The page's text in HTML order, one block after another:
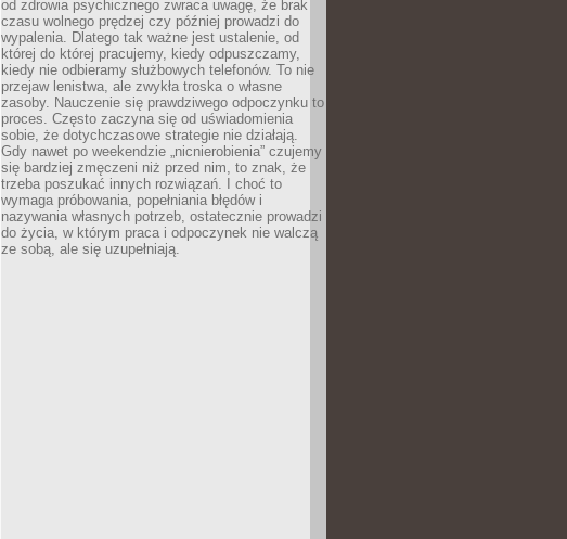
od zdrowia psychicznego zwraca uwagę, że brak
czasu wolnego prędzej czy później prowadzi do
wypalenia. Dlatego tak ważne jest ustalenie, od
której do której pracujemy, kiedy odpuszczamy,
kiedy nie odbieramy służbowych telefonów. To nie
przejaw lenistwa, ale zwykła troska o własne
zasoby. Nauczenie się prawdziwego odpoczynku to
proces. Często zaczyna się od uświadomienia
sobie, że dotychczasowe strategie nie działają.
Gdy nawet po weekendzie „nicnierobienia” czujemy
się bardziej zmęczeni niż przed nim, to znak, że
trzeba poszukać innych rozwiązań. I choć to
wymaga próbowania, popełniania błędów i
nazywania własnych potrzeb, ostatecznie prowadzi
do życia, w którym praca i odpoczynek nie walczą
ze sobą, ale się uzupełniają.